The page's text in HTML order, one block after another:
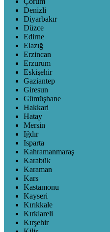
Denizli
Diyarbakır
Düzce
Edirne
Elazığ
Erzincan
Erzurum
Eskişehir
Gaziantep
Giresun
Gümüşhane
Hakkari
Hatay
Mersin
Iğdır
Isparta
Kahramanmaraş
Karabük
Karaman
Kars
Kastamonu
Kayseri
Kırıkkale
Kırklareli
Kırşehir